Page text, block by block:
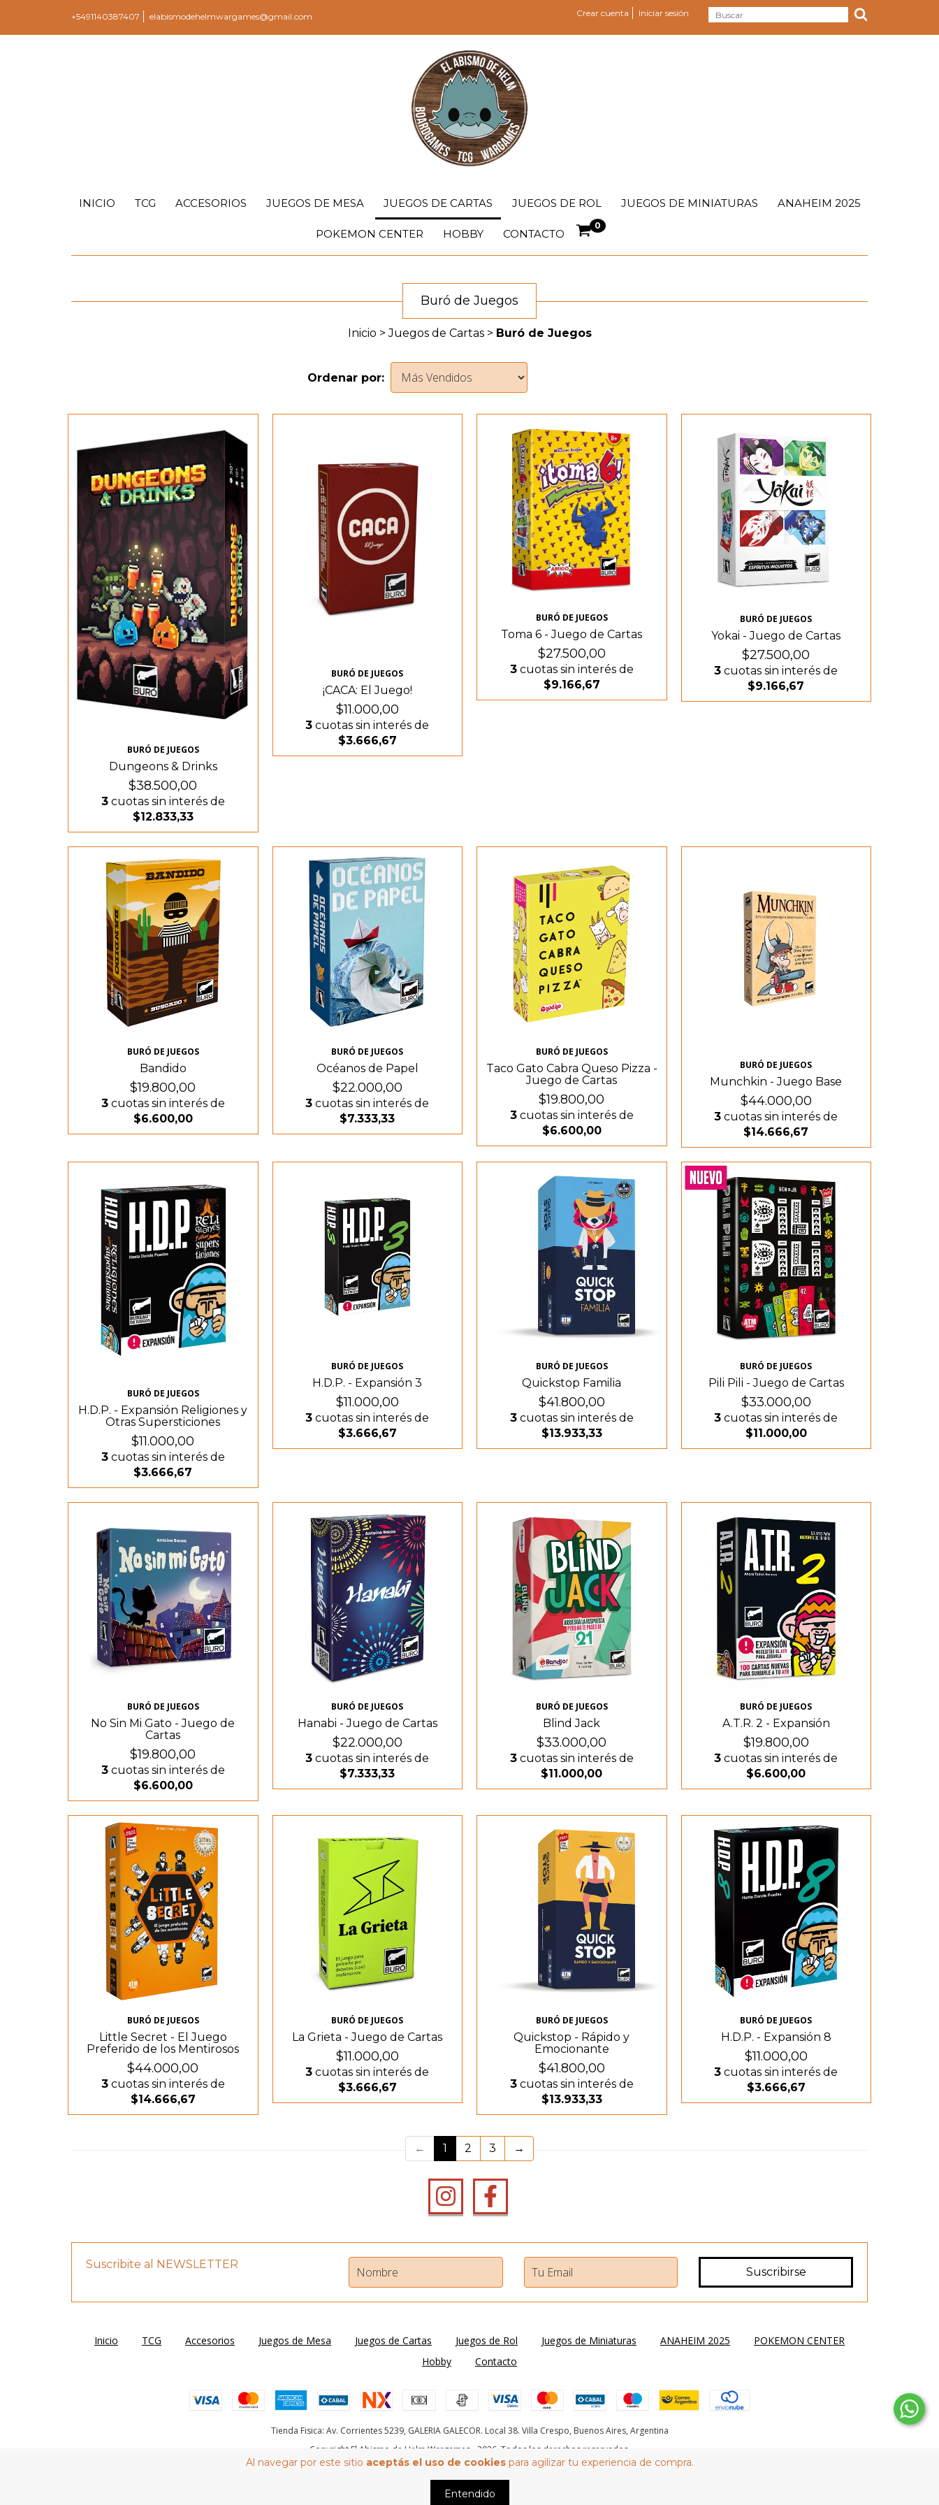
+5491140387407 elabismodehelmwargames@gmail.com Crear cuenta Iniciar sesión
Al navegar por este sitio aceptás el uso de cookiespara agilizar tu experiencia de compra.
Entendido
INICIO TCG ACCESORIOS JUEGOS DE MESA JUEGOS DE CARTAS JUEGOS DE ROL JUEGOS DE MINIATURAS ANAHEIM 2025
POKEMON CENTER HOBBY CONTACTO
0
Buró de Juegos
Inicio > Juegos de Cartas > Buró de Juegos
Ordenar por:
BURÓ DE JUEGOS
Dungeons & Drinks
$38.500,00
3cuotas sin interés de
$12.833,33
BURÓ DE JUEGOS
¡CACA: El Juego!
$11.000,00
3 cuotas sin interés de
$3.666,67
BURÓ DE JUEGOS
Toma 6 - Juego de Cartas
$27.500,00
3cuotas sin interés de
$9.166,67
BURÓ DE JUEGOS
Yokai - Juego de Cartas
$27.500,00
3 cuotas sin interés de
$9.166,67
BURÓ DE JUEGOS
Bandido
$19.800,00
3cuotas sin interés de
$6.600,00
BURÓ DE JUEGOS
Océanos de Papel
$22.000,00
3 cuotas sin interés de
$7.333,33
BURÓ DE JUEGOS
Taco Gato Cabra Queso Pizza -
Juego de Cartas
$19.800,00
3cuotas sin interés de
$6.600,00
BURÓ DE JUEGOS
Munchkin - Juego Base
$44.000,00
3 cuotas sin interés de
$14.666,67
BURÓ DE JUEGOS
H.D.P. - Expansión Religiones y
Otras Supersticiones
$11.000,00
3cuotas sin interés de
$3.666,67
BURÓ DE JUEGOS
H.D.P. - Expansión 3
$11.000,00
3 cuotas sin interés de
$3.666,67
BURÓ DE JUEGOS
Quickstop Familia
$41.800,00
3cuotas sin interés de
$13.933,33
BURÓ DE JUEGOS
Pili Pili - Juego de Cartas
$33.000,00
3 cuotas sin interés de
$11.000,00
BURÓ DE JUEGOS
No Sin Mi Gato - Juego de
Cartas
$19.800,00
3cuotas sin interés de
$6.600,00
BURÓ DE JUEGOS
Hanabi - Juego de Cartas
$22.000,00
3 cuotas sin interés de
$7.333,33
BURÓ DE JUEGOS
Blind Jack
$33.000,00
3cuotas sin interés de
$11.000,00
BURÓ DE JUEGOS
A.T.R. 2 - Expansión
$19.800,00
3 cuotas sin interés de
$6.600,00
BURÓ DE JUEGOS
Little Secret - El Juego
Preferido de los Mentirosos
$44.000,00
3cuotas sin interés de
$14.666,67
BURÓ DE JUEGOS
La Grieta - Juego de Cartas
$11.000,00
3 cuotas sin interés de
$3.666,67
BURÓ DE JUEGOS
Quickstop - Rápido y
Emocionante
$41.800,00
3cuotas sin interés de
$13.933,33
BURÓ DE JUEGOS
H.D.P. - Expansión 8
$11.000,00
3 cuotas sin interés de
$3.666,67
← 1 (current)
2 3 →
Suscribite al NEWSLETTER
Inicio TCG Accesorios Juegos de Mesa Juegos de Cartas Juegos de Rol Juegos de Miniaturas ANAHEIM 2025
POKEMON CENTER
Hobby
Contacto
Tienda Fisica: Av. Corrientes 5239, GALERIA GALECOR. Local 38. Villa Crespo, Buenos Aires, Argentina
Copyright El Abismo de Helm Wargames - 2026. Todos los derechos reservados.
Defensa de las y los consumidores. Para reclamosingrese aquí